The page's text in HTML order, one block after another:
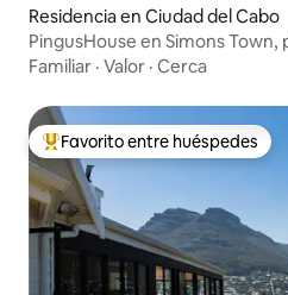
Residencia en Ciudad del Cabo
PingusHouse en Simons Town,
Familiar · Valor · Cerca
De los mejores en Favorito entre
Favorito entre huéspedes